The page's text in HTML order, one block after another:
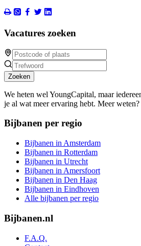
Vacatures zoeken
Zoeken
We heten wel YoungCapital, maar
je al wat meer ervaring hebt. Meer
Bijbanen per regio
Bijbanen in Amsterdam
Bijbanen in Rotterdam
Bijbanen in Utrecht
Bijbanen in Amersfoort
Bijbanen in Den Haag
Bijbanen in Eindhoven
Alle bijbanen per regio
Bijbanen.nl
F.A.Q.